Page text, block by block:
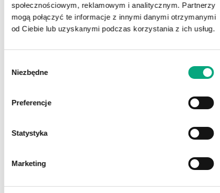
społecznościowym, reklamowym i analitycznym. Partnerzy
mogą połączyć te informacje z innymi danymi otrzymanymi
od Ciebie lub uzyskanymi podczas korzystania z ich usług.
zgody
Niezbędne
Preferencje
Statystyka
Marketing
Przychody ze
sprzedaży
744
698
627
489
18,68%
Zysk/strata
sprzedaży
62
50
Marża % 0,39%
Zysk netto 45,89%